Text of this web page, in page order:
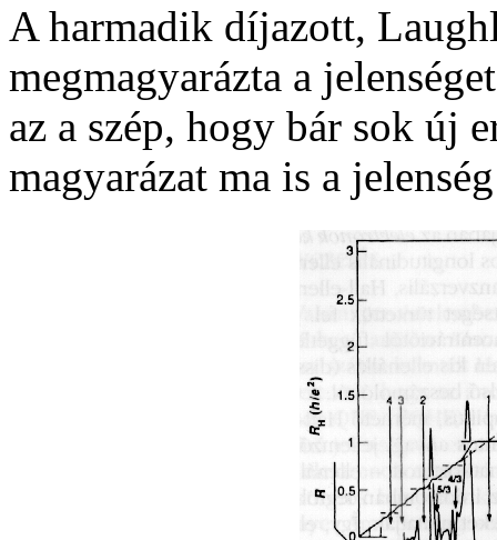
A harmadik díjazott,
megmagyarázta a
az a szép, hogy bár sok új
magyarázat ma is a